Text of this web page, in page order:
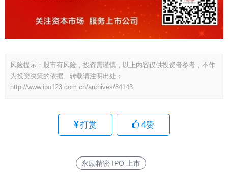
风险提示：股市有风险，投资需谨慎，以上内容仅供投资者参考，不作
为投资决策的依据。转载请注明出处：
http://www.ipo123.com.cn/archives/84143
打赏 4赞
永励精密 IPO 上市